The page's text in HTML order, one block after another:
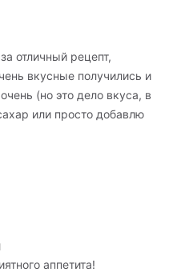
отличный рецепт,
вкусные получились и
(но это дело вкуса, в
или просто добавлю
аппетита!